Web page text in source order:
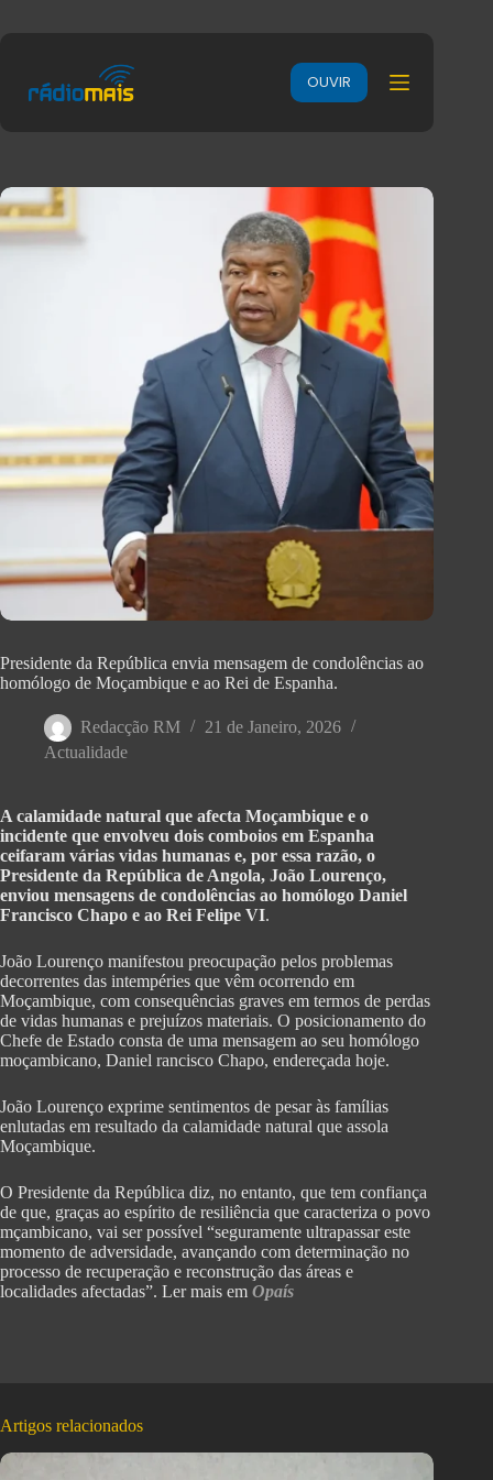
OUVIR
Presidente da República envia mensagem de condolências ao
homólogo de Moçambique e ao Rei de Espanha.
Redacção RM
21 de Janeiro, 2026
Actualidade
A calamidade natural que afecta Moçambique e o
incidente que envolveu dois comboios em Espanha
ceifaram várias vidas humanas e, por essa razão, o
Presidente da República de Angola, João Lourenço,
enviou mensagens de condolências ao homólogo Daniel
Francisco Chapo e ao Rei Felipe VI.
João Lourenço manifestou preocupação pelos problemas
decorrentes das intempéries que vêm ocorrendo em
Moçambique, com consequências graves em termos de perdas
de vidas humanas e prejuízos materiais. O posicionamento do
Chefe de Estado consta de uma mensagem ao seu homólogo
moçambicano, Daniel rancisco Chapo, endereçada hoje.
João Lourenço exprime sentimentos de pesar às famílias
enlutadas em resultado da calamidade natural que assola
Moçambique.
O Presidente da República diz, no entanto, que tem confiança
de que, graças ao espírito de resiliência que caracteriza o povo
mçambicano, vai ser possível “seguramente ultrapassar este
momento de adversidade, avançando com determinação no
processo de recuperação e reconstrução das áreas e
localidades afectadas”. Ler mais em Opaís
Artigos relacionados